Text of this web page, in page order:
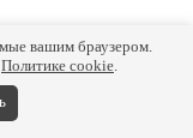
вашим браузером.
Политике cookie.